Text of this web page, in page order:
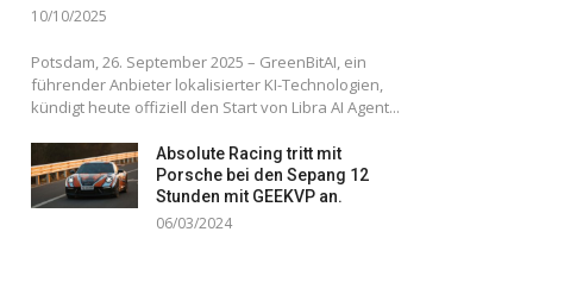
10/10/2025
Potsdam, 26. September 2025 – GreenBitAI, ein
führender Anbieter lokalisierter KI-Technologien,
kündigt heute offiziell den Start von Libra AI Agent...
Absolute Racing tritt mit
Porsche bei den Sepang 12
Stunden mit GEEKVP an.
06/03/2024